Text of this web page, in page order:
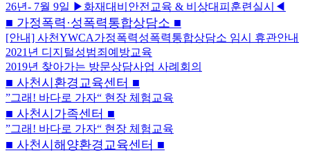
26년- 7월 9일 ▶화재대비안전교육 & 비상대피훈련실시◀
■ 가정폭력·성폭력통합상담소 ■
[안내] 사천YWCA가정폭력성폭력통합상담소 임시 휴관안내
2021년 디지털성범죄예방교육
2019년 찾아가는 방문상담사업 사례회의
■ 사천시환경교육센터 ■
”그래! 바다로 가자“ 현장 체험교육
■ 사천시가족센터 ■
”그래! 바다로 가자“ 현장 체험교육
■ 사천시해양환경교육센터 ■